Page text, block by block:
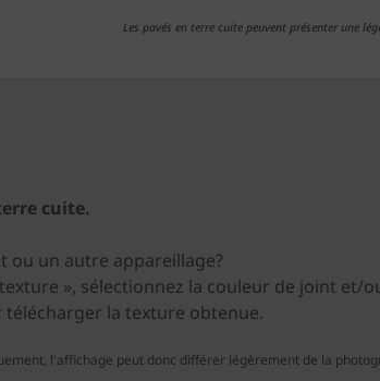
Les pavés en terre cuite peuvent présenter une
cuite.
ou un autre appareillage?
», sélectionnez la couleur de joint et/
télécharger la texture obtenue.
l'affichage peut donc différer légèrement de la